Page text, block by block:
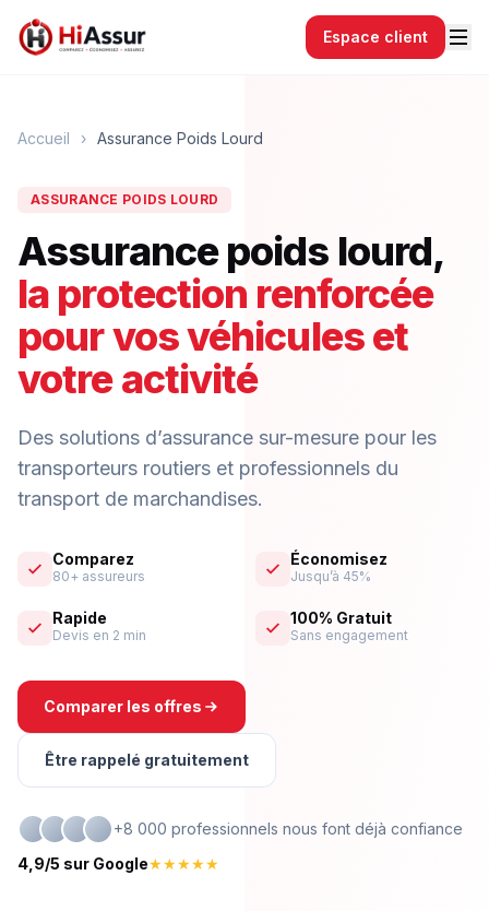
Espace client
Accueil › Assurance Poids Lourd
ASSURANCE POIDS LOURD
Assurance poids lourd,
la protection renforcée
pour vos véhicules et
votre activité
Des solutions d’assurance sur-mesure pour les
transporteurs routiers et professionnels du
transport de marchandises.
Comparez
80+ assureurs
Économisez
Jusqu’à 45%
Rapide
Devis en 2 min
100% Gratuit
Sans engagement
Comparer les offres
Être rappelé gratuitement
+8 000 professionnels nous font déjà confiance
4,9/5 sur Google★★★★★